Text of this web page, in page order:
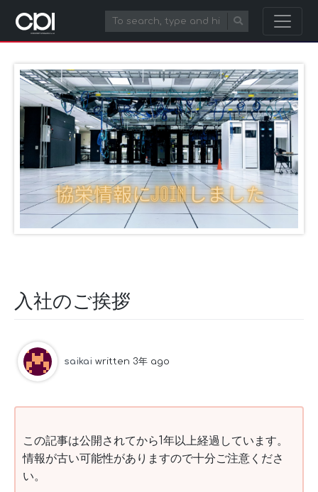
入社のご挨拶
saikai written 3年 ago
この記事は公開されてから1年以上経過しています。
情報が古い可能性がありますので十分ご注意くださ
い。